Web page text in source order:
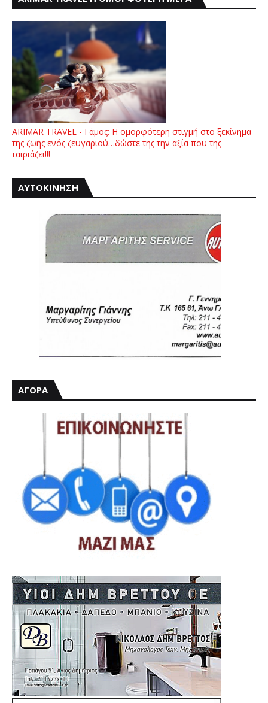
ARIMAR TRAVEL - Γάμος: Η ομορφότερη στιγμή στο ξεκίνημα
της ζωής ενός ζευγαριού…δώστε της την αξία που της
ταιριάζει!!!
ΑΥΤΟΚΙΝΗΣΗ
ΑΓΟΡΑ